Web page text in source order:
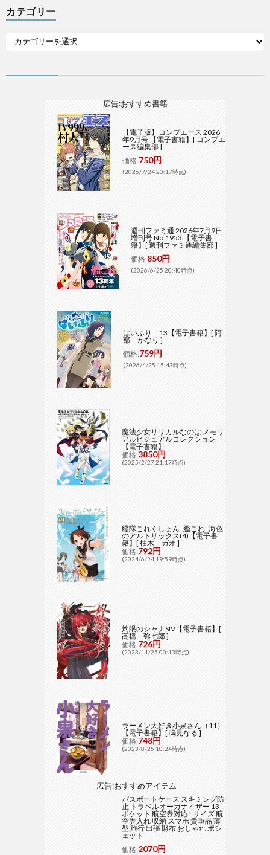
カテゴリー
広告:おすすめ書籍
【電子版】コンプエース 2026
年9月号 【電子書籍】[ コンプエ
ース編集部 ]
価格:750円
(2026/7/24 20:17時点)
週刊ファミ通 2026年7月9日
増刊号 No.1953 【電子書
籍】[ 週刊ファミ通編集部 ]
価格:850円
(2026/6/25 20:40時点)
はいふり 13【電子書籍】[ 阿
部 かなり ]
価格:759円
(2026/4/25 15:43時点)
魔法少女リリカルなのは メモリ
アルビジュアルコレクション
【電子書籍】
価格:3850円
(2025/2/27 21:17時点)
艦隊これくしょん -艦これ- 海色
のアルトサックス(4)【電子書
籍】[ 柚木 ガオ ]
価格:792円
(2024/6/24 19:59時点)
灼眼のシャナSIV【電子書籍】[
高橋 弥七郎 ]
価格:726円
(2023/11/25 00:13時点)
ラーメン大好き小泉さん（11）
【電子書籍】[ 鳴見なる ]
価格:748円
(2023/8/25 10:24時点)
広告:おすすめアイテム
パスポートケース スキミング防
止 トラベルオーガナイザー 13
ポケット 航空券対応 Lサイズ 航
空券入れ 収納 スマホ 貴重品 薄
型 旅行 出張 財布 おしゃれ ポシ
ェット
価格:2070円